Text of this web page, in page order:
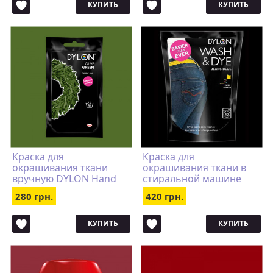
КУПИТЬ КУПИТЬ
Краска для
окрашивания ткани
вручную DYLON Hand
Use Olive Green
280 грн.
КУПИТЬ
Краска для
окрашивания ткани в
стиральной машине
DYLON Wash & Dye Jeans
Blue
420 грн.
КУПИТЬ